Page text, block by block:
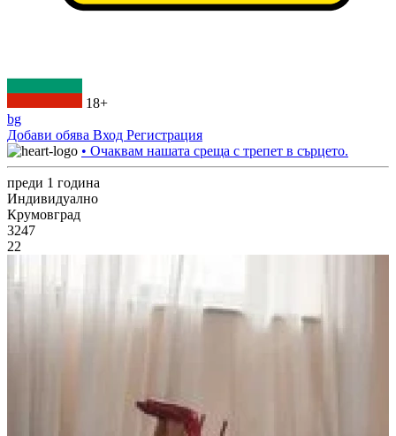
18+
bg
Добави обява Вход Регистрация
• Очаквам нашата среща с трепет в сърцето.
преди 1 година
Индивидуално
Крумовград
3247
22